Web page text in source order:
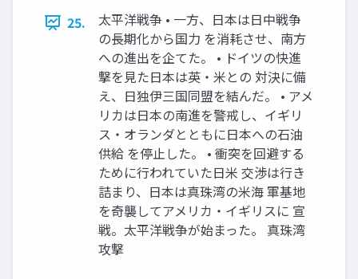
25.
太平洋戦争 • 一方、日本は日中戦争
の⾧期化から国力 を消耗させ、南方
への進出を企てた。 • ドイツの快進
撃を見た日本は英・米との 対決に備
え、日独伊三国同盟を結んだ。 • アメ
リカは日本の南進を警戒し、イギリ
ス・オランダとともに日本への石油
供給 を停止した。 • 衝突を回避する
ために行われていた日米 交渉は行き
詰まり、日本は真珠湾の米海 軍基地
を奇襲してアメリカ・イギリスに 宣
戦。太平洋戦争が始まった。 真珠湾
攻撃